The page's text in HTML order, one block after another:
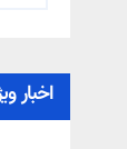
اخبار